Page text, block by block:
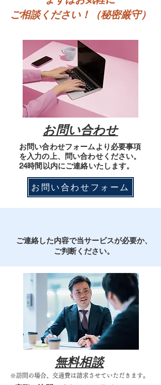
ご相談ください！（秘密厳守）
​お問い合わせ
お問い合わせフォームより必要事項
を入力の上、問い合わせください。
24時間以内にご連絡いたします。
お問い合わせフォーム
​ご連絡した内容で当サービスが必要か、
ご判断ください。
​無料相談
​※訪問の場合、交通費は請求させていただきます。